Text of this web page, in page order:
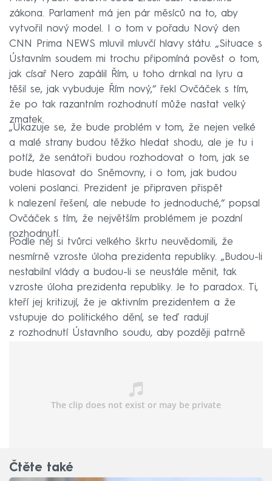
zákona. Parlament má jen pár měsíců na to, aby
vytvořil nový model. I o tom v pořadu Nový den
CNN Prima NEWS mluvil mluvčí hlavy státu. „Situace s
Ústavním soudem mi trochu připomíná pověst o tom,
jak císař Nero zapálil Řím, u toho drnkal na lyru a
těšil se, jak vybuduje Řím nový,“ řekl Ovčáček s tím,
že po tak razantním rozhodnutí může nastat velký
zmatek.
„Ukazuje se, že bude problém v tom, že nejen velké
a malé strany budou těžko hledat shodu, ale je tu i
potíž, že senátoři budou rozhodovat o tom, jak se
bude hlasovat do Sněmovny, i o tom, jak budou
voleni poslanci. Prezident je připraven přispět
k nalezení řešení, ale nebude to jednoduché,“ popsal
Ovčáček s tím, že největším problémem je pozdní
rozhodnutí.
Podle něj si tvůrci velkého škrtu neuvědomili, že
nesmírně vzroste úloha prezidenta republiky. „Budou-li
nestabilní vlády a budou-li se neustále měnit, tak
vzroste úloha prezidenta republiky. Je to paradox. Ti,
kteří jej kritizují, že je aktivním prezidentem a že
vstupuje do politického dění, se teď radují
z rozhodnutí Ústavního soudu, aby později patrně
Čtěte také